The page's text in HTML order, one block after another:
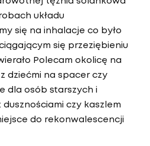
układu
się na inhalacje co było
się przeziębieniu
Polecam okolicę na
dziećmi na spacer czy
dla osób starszych i
czy kaszlem
do rekonwalescencji